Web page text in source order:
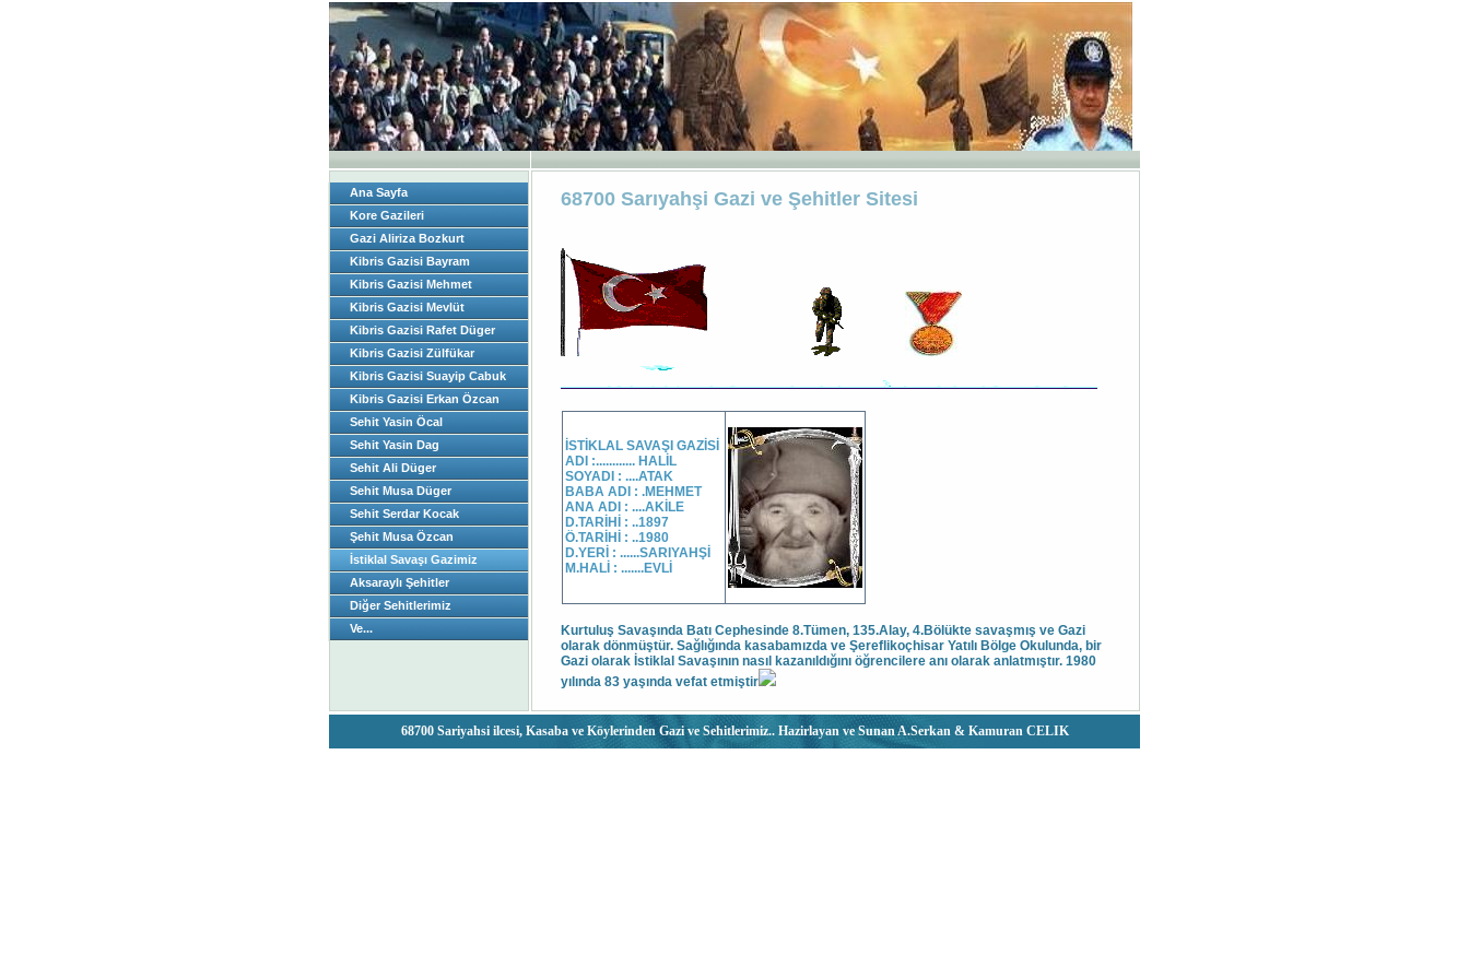
Ana Sayfa
Kore Gazileri
Gazi Aliriza Bozkurt
Kibris Gazisi Bayram
Güclü
Kibris Gazisi Mehmet
Özdemir
Kibris Gazisi Mevlüt
Karademir
Kibris Gazisi Rafet Düger
Kibris Gazisi Zülfükar
Demirci
Kibris Gazisi Suayip Cabuk
Kibris Gazisi Erkan Özcan
Sehit Yasin Öcal
Sehit Yasin Dag
Sehit Ali Düger
Sehit Musa Düger
Sehit Serdar Kocak
Şehit Musa Özcan
İstiklal Savaşı Gazimiz
Aksaraylı Şehitler
Diğer Sehitlerimiz
Ve...
68700 Sarıyahşi Gazi ve Şehitler Sitesi
İSTİKLAL SAVAŞI GAZİSİ
ADI :............ HALİL
SOYADI : ....ATAK
BABA ADI : .MEHMET
ANA ADI : ....AKİLE
D.TARİHİ : ..1897
Ö.TARİHİ : ..1980
D.YERİ : ......SARIYAHŞİ
M.HALİ : .......EVLİ
Kurtuluş Savaşında Batı Cephesinde 8.Tümen, 135.Alay, 4.Bölükte savaşmış ve Gazi
olarak dönmüştür. Sağlığında kasabamızda ve Şereflikoçhisar Yatılı Bölge Okulunda, bir
Gazi olarak İstiklal Savaşının nasıl kazanıldığını öğrencilere anı olarak anlatmıştır. 1980
yılında 83 yaşında vefat etmiştir
68700 Sariyahsi ilcesi, Kasaba ve Köylerinden Gazi ve Sehitlerimiz.. Hazirlayan ve Sunan A.Serkan & Kamuran CELIK